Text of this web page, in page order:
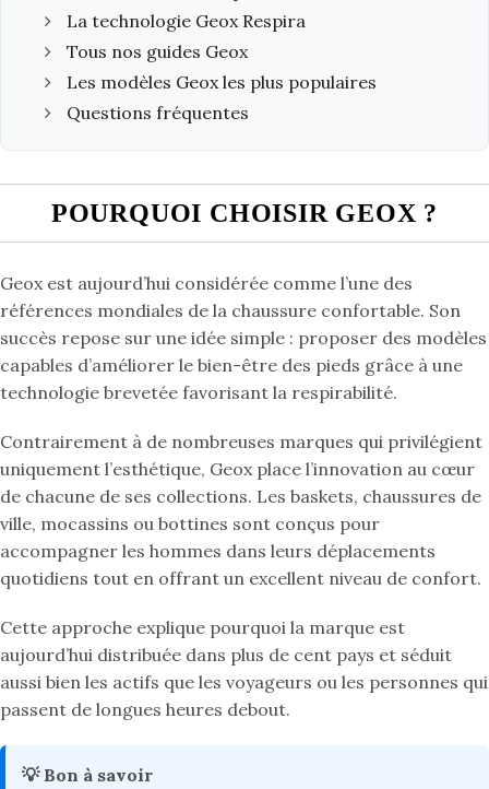
La technologie Geox Respira
Tous nos guides Geox
Les modèles Geox les plus populaires
Questions fréquentes
POURQUOI CHOISIR GEOX ?
Geox est aujourd’hui considérée comme l’une des
références mondiales de la chaussure confortable. Son
succès repose sur une idée simple : proposer des modèles
capables d’améliorer le bien-être des pieds grâce à une
technologie brevetée favorisant la respirabilité.
Contrairement à de nombreuses marques qui privilégient
uniquement l’esthétique, Geox place l’innovation au cœur
de chacune de ses collections. Les baskets, chaussures de
ville, mocassins ou bottines sont conçus pour
accompagner les hommes dans leurs déplacements
quotidiens tout en offrant un excellent niveau de confort.
Cette approche explique pourquoi la marque est
aujourd’hui distribuée dans plus de cent pays et séduit
aussi bien les actifs que les voyageurs ou les personnes qui
passent de longues heures debout.
💡 Bon à savoir